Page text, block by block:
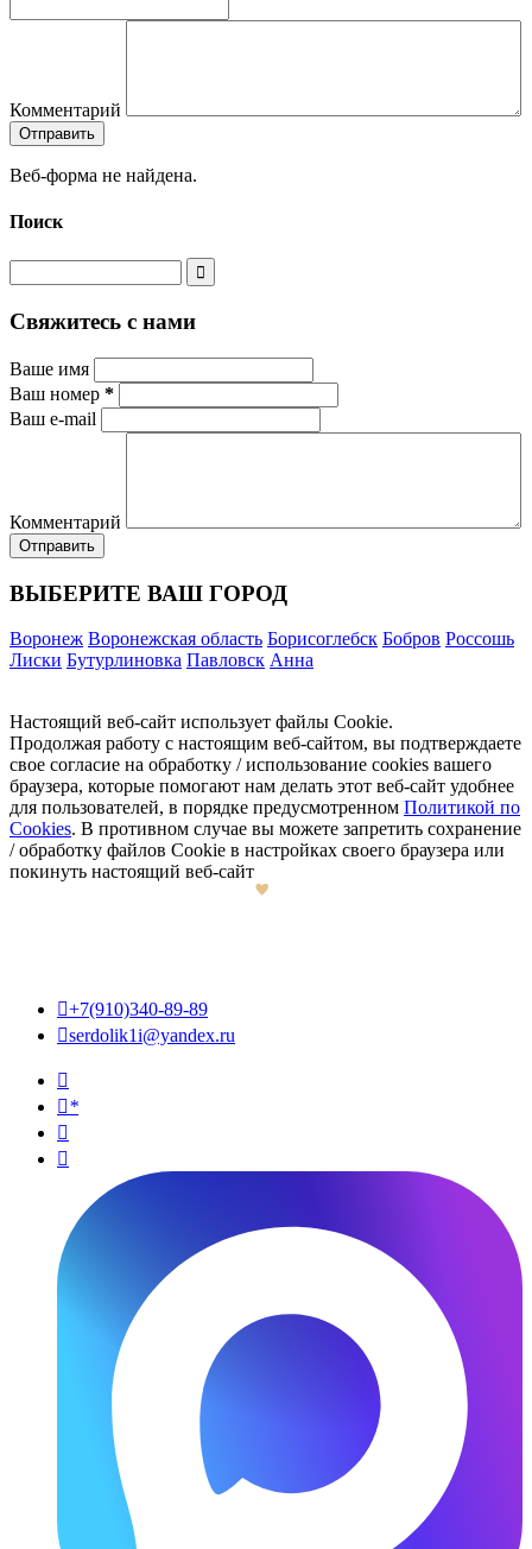
Комментарий
Веб-форма не найдена.
Поиск
Свяжитесь с нами
Ваше имя
Ваш номер *
Ваш e-mail
Комментарий
ВЫБЕРИТЕ ВАШ ГОРОД
Воронеж Воронежская область Борисоглебск Бобров Россошь
Лиски Бутурлиновка Павловск Анна
Настоящий веб-сайт использует файлы Cookie.
Продолжая работу с настоящим веб-сайтом, вы подтверждаете
свое согласие на обработку / использование cookies вашего
браузера, которые помогают нам делать этот веб-сайт удобнее
для пользователей, в порядке предусмотренном Политикой по
Cookies. В противном случае вы можете запретить сохранение
/ обработку файлов Cookie в настройках своего браузера или
покинуть настоящий веб-сайт
+7(910)340-89-89
serdolik1i@yandex.ru

*

